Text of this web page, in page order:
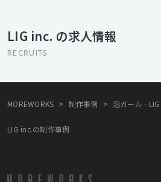
「Design×Consulting」の新しい領域で
す。 まだまだ小さな一歩でしかありませんが、近い将来「DXとい
立し、その分野でのリーディングカンパ
ことをミッションとしているものではあ
を生み出すことこそが、「Design ×
LIG inc. の求人情報
RECRUITS
MOREWORKS > 制作事例 > 泡ガール -
LIG inc.の制作事例